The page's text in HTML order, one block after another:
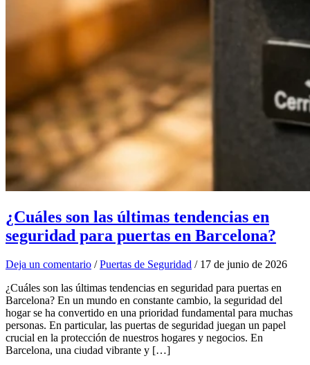
¿Cuáles son las últimas tendencias en
seguridad para puertas en Barcelona?
Deja un comentario /Puertas de Seguridad / 17 de junio de 2026
¿Cuáles son las últimas tendencias en seguridad para puertas en
Barcelona? En un mundo en constante cambio, la seguridad del
hogar se ha convertido en una prioridad fundamental para muchas
personas. En particular, las puertas de seguridad juegan un papel
crucial en la protección de nuestros hogares y negocios. En
Barcelona, una ciudad vibrante y […]